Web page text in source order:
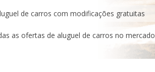
de carros com modificações gratuitas
as ofertas de aluguel de carros no mercado